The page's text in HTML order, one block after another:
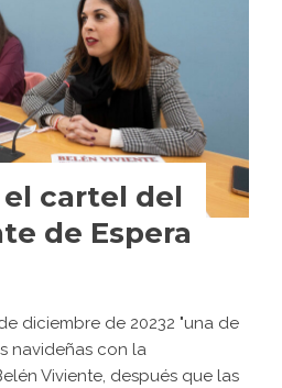
cartel del
de Espera
diciembre de 20232 "una de
navideñas con la
Viviente, después que las